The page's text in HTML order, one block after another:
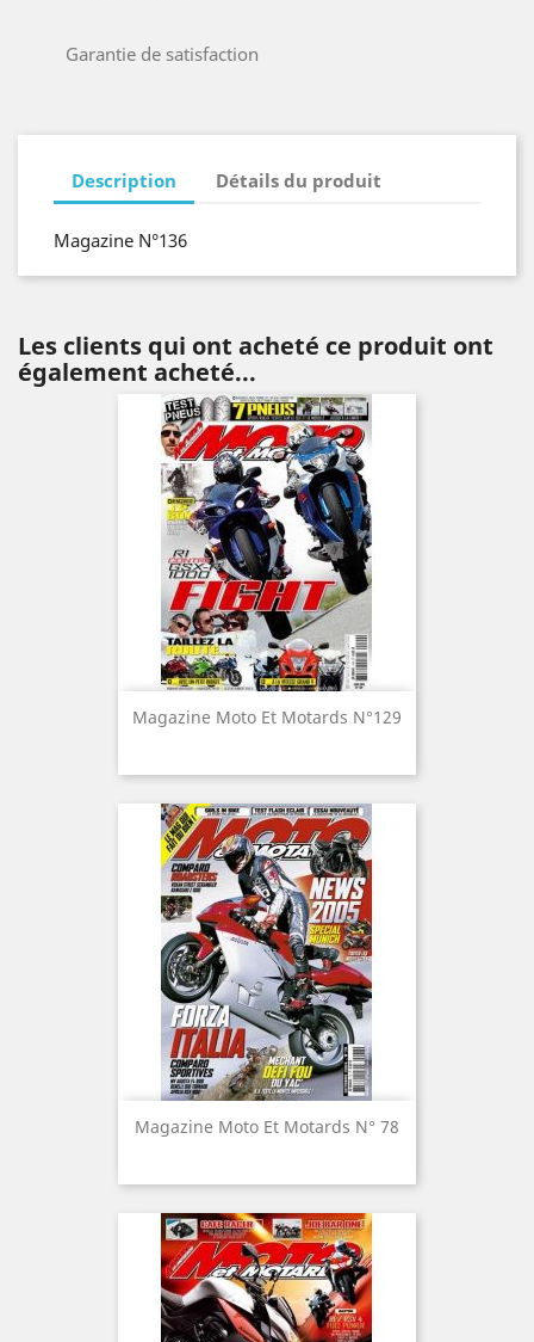
Garantie de satisfaction
Description Détails du produit
Magazine N°136
Les clients qui ont acheté ce produit ont
également acheté...
Magazine Moto Et Motards N°129
Magazine Moto Et Motards N° 78